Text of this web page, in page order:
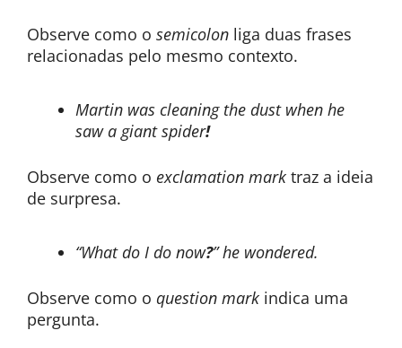
Observe como o semicolon liga duas frases
relacionadas pelo mesmo contexto.
Martin was cleaning the dust when he
saw a giant spider!
Observe como o exclamation mark traz a ideia
de surpresa.
“What do I do now?” he wondered.
Observe como o question mark indica uma
pergunta.